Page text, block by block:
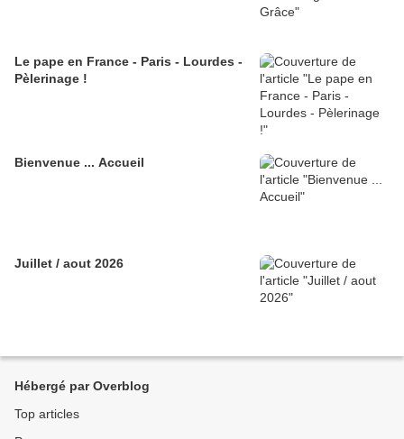
Le pape en France - Paris - Lourdes -
Pèlerinage !
Bienvenue ... Accueil
Juillet / aout 2026
Hébergé par Overblog
Top articles